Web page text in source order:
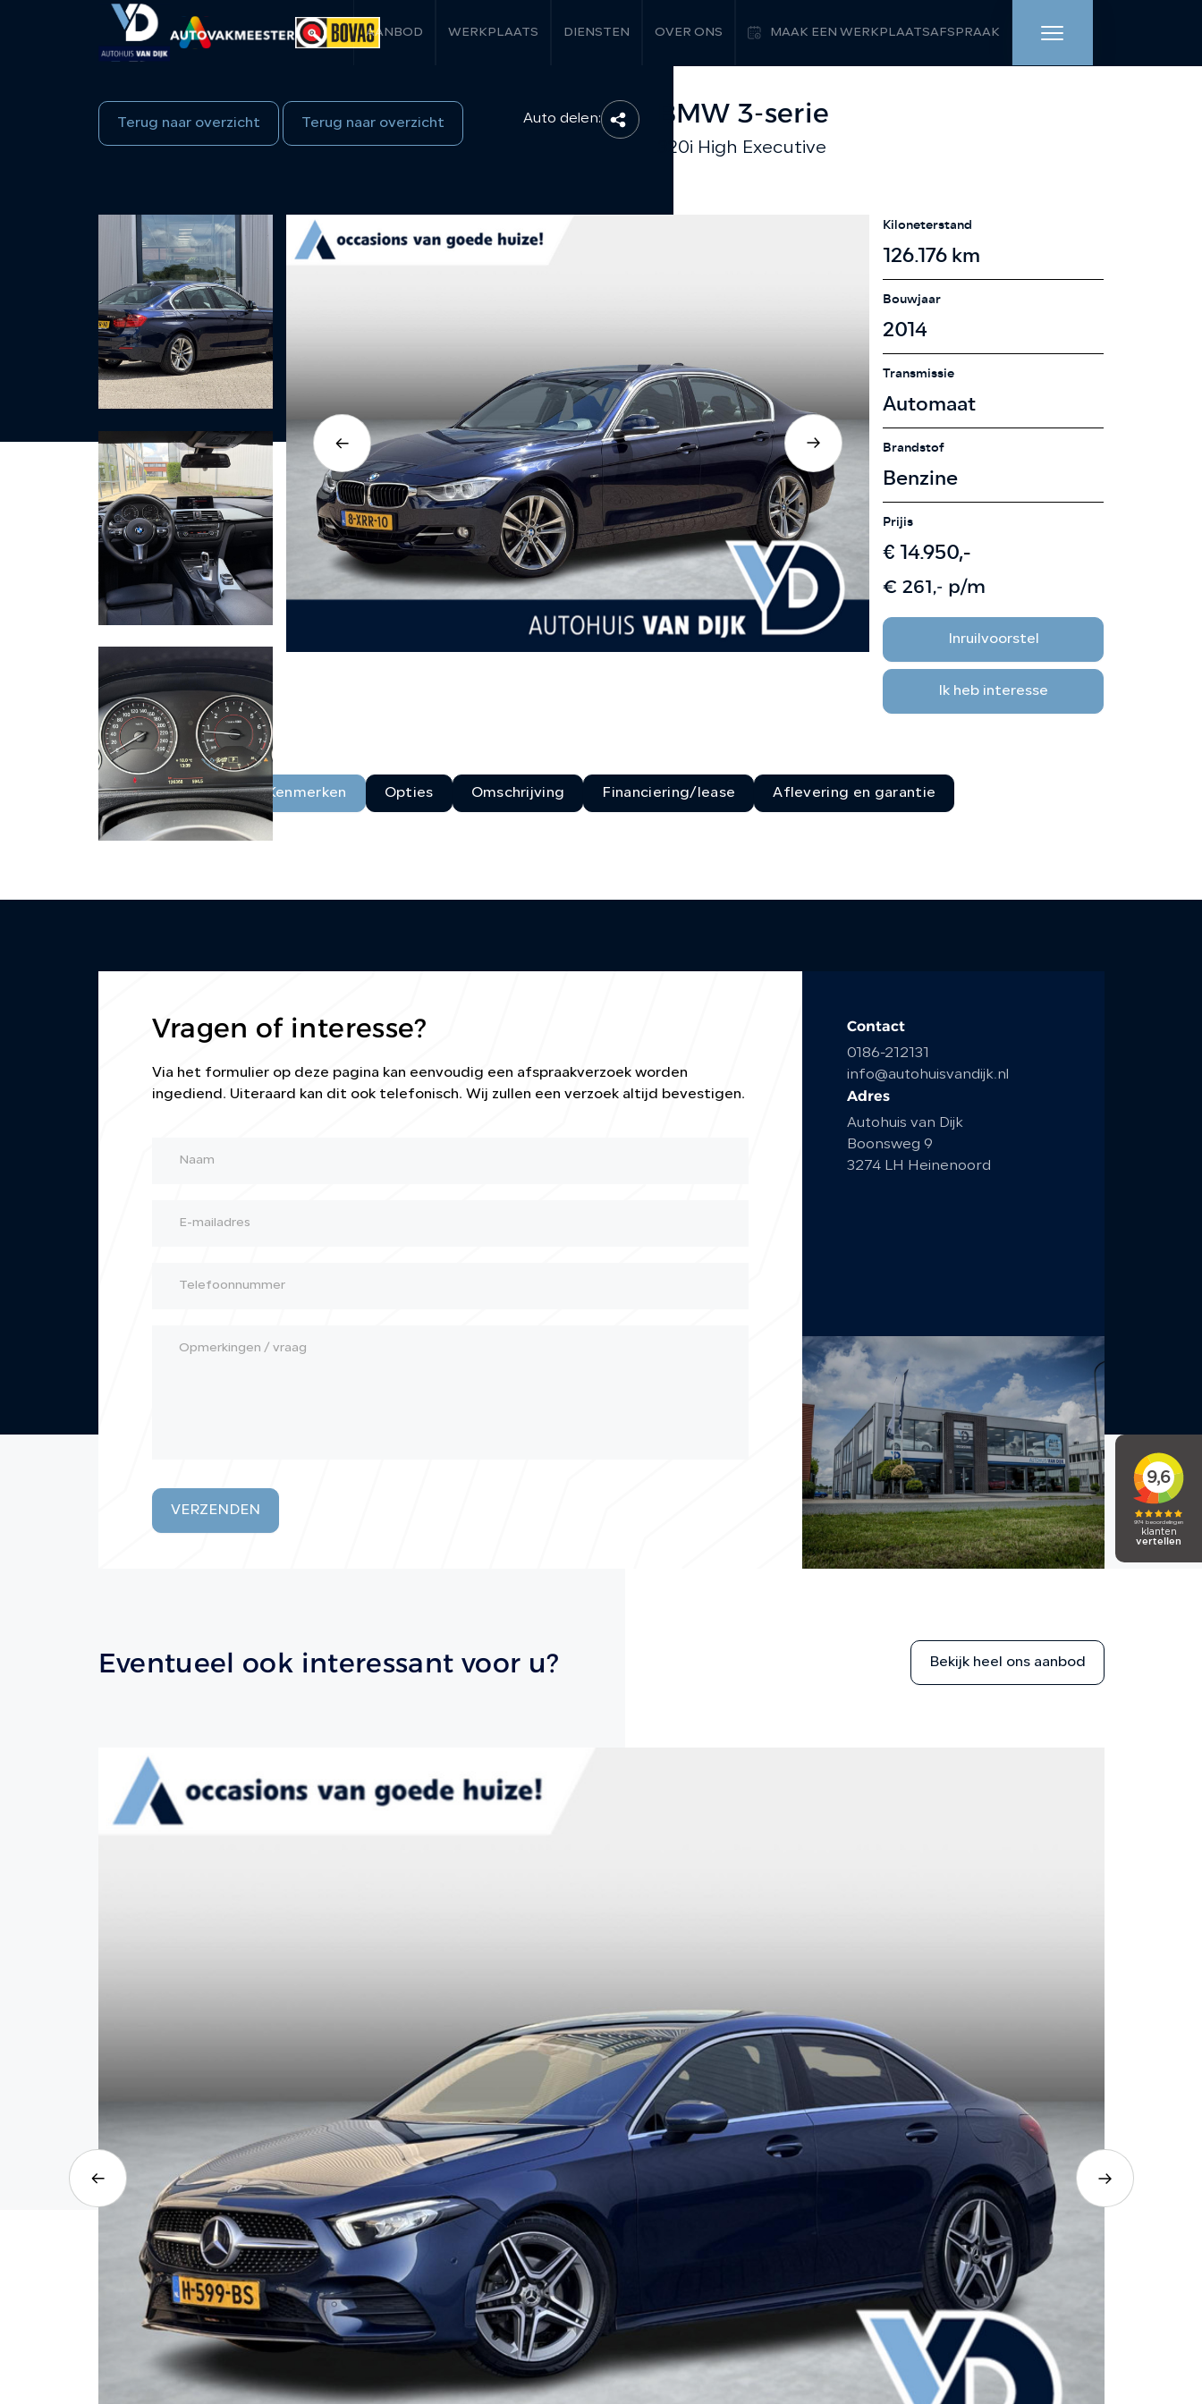
AANBOD WERKPLAATS DIENSTEN OVER ONS MAAK EEN WERKPLAATSAFSPRAAK
DIENSTEN
OVER ONS
VERKOCHT
CONTACT
Terug naar overzicht Terug naar overzicht Auto delen: BMW 3-serie
320i High Executive
Kiloneterstand
126.176 km
Bouwjaar
2014
Transmissie
Automaat
Brandstof
Benzine
Prijis
€ 14.950,-
€ 261,- p/m
Inruilvoorstel
Ik heb interesse
Kenmerken Opties Omschrijving Financiering/lease Aflevering en garantie
Vragen of interesse?
Via het formulier op deze pagina kan eenvoudig een afspraakverzoek worden
ingediend. Uiteraard kan dit ook telefonisch. Wij zullen een verzoek altijd bevestigen.
VERZENDEN
Contact
0186-212131
info@autohuisvandijk.nl
Adres
Autohuis van Dijk
Boonsweg 9
3274 LH Heinenoord
Eventueel ook interessant voor u? Bekijk heel ons aanbod